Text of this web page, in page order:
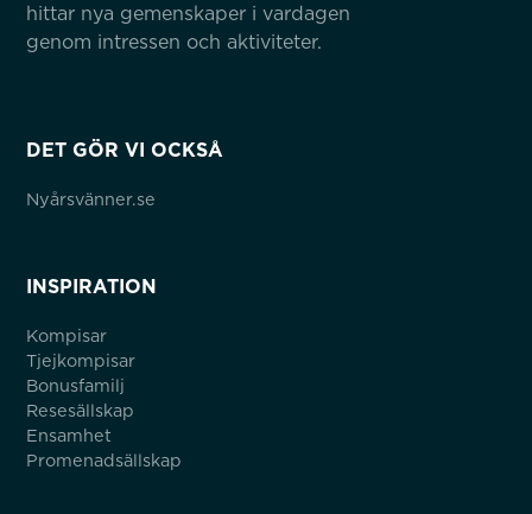
hittar nya gemenskaper i vardagen
genom intressen och aktiviteter.
DET GÖR VI OCKSÅ
Nyårsvänner.se
INSPIRATION
Kompisar
Tjejkompisar
Bonusfamilj
Resesällskap
Ensamhet
Promenadsällskap